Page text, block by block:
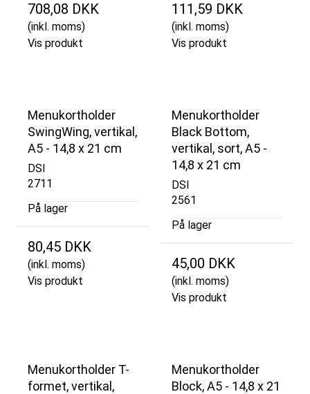
708,08 DKK
(inkl. moms)
Vis produkt
111,59 DKK
(inkl. moms)
Vis produkt
Menukortholder
SwingWing, vertikal,
A5 - 14,8 x 21 cm
DSI
2711
På lager
80,45 DKK
(inkl. moms)
Vis produkt
Menukortholder
Black Bottom,
vertikal, sort, A5 -
14,8 x 21 cm
DSI
2561
På lager
45,00 DKK
(inkl. moms)
Vis produkt
Menukortholder T-
formet, vertikal,
Menukortholder
Block, A5 - 14,8 x 21